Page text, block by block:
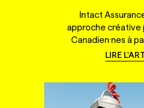
Intact
approche créative
Canadien·nes à
LIRE